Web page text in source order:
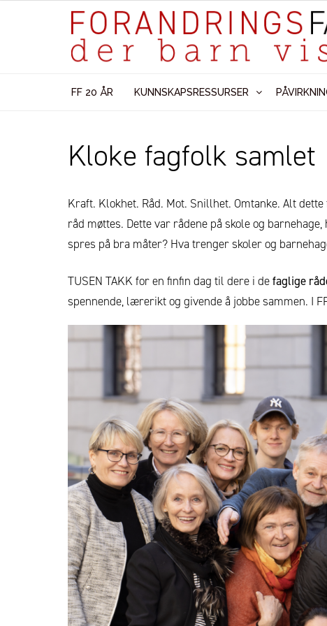
FF 20 ÅR KUNNSKAPSRESSURSER
Kloke fagfolk samlet
Kraft. Klokhet. Råd. Mot. Snillhet. Omtanke. Alt
råd møttes. Dette var rådene på skole og
spres på bra måter? Hva trenger skoler og
TUSEN TAKK for en finfin dag til dere i de faglige
spennende, lærerikt og givende å jobbe sammen. I